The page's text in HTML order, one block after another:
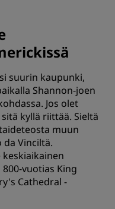
suurin kaupunki,
Shannon-joen
Jos olet
kyllä riittää. Sieltä
muun
da Vinciltä.
keskiaikainen
vuotias King
Cathedral -